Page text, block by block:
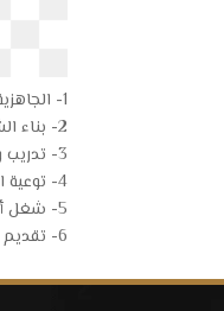
1- الجاهزية العالية لتلبية طلبات الاستغاثة في المنطقة
2- بناء الشراكات المجتمعية والحكومية للوصول للرؤية وتحقيق الأهداف
3- تدريب وتأهيل الشباب على التعامل مع الأخطار والوقاية منها
4- توعية المجتمع بطرق السلامة من الأخطار والتعامل الصحيح معها
5- شغل أوقات الشباب بما يعود لهم وللوطن والمجتمع بالفائدة
6- تقديم المساعدات للأسر المحتاجة